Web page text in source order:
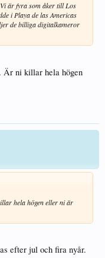
är fyra som åker till Los
i Playa de las Americas
de billiga digitalkameror
Är ni killar hela högen
hela högen eller ni är
efter jul och fira nyår.